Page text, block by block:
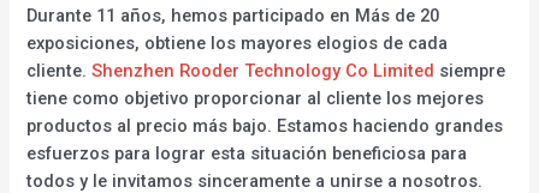
Durante 11 años, hemos participado en Más de 20
exposiciones, obtiene los mayores elogios de cada
cliente.Shenzhen Rooder Technology Co Limited siempre
tiene como objetivo proporcionar al cliente los mejores
productos al precio más bajo. Estamos haciendo grandes
esfuerzos para lograr esta situación beneficiosa para
todos y le invitamos sinceramente a unirse a nosotros.